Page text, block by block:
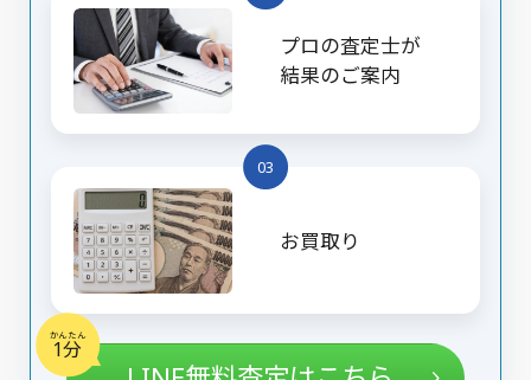
プロの査定士が
結果のご案内
03
お買取り
かんたん
1分